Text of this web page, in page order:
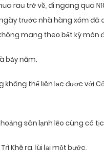
rau trở về, đi ngang qua
trước nhà hàng xóm đã
mang theo bất kỳ món
bảy năm.
thể liên lạc được với
sân lạnh lẽo cùng cô
Khê ra, lùi lại một bước.